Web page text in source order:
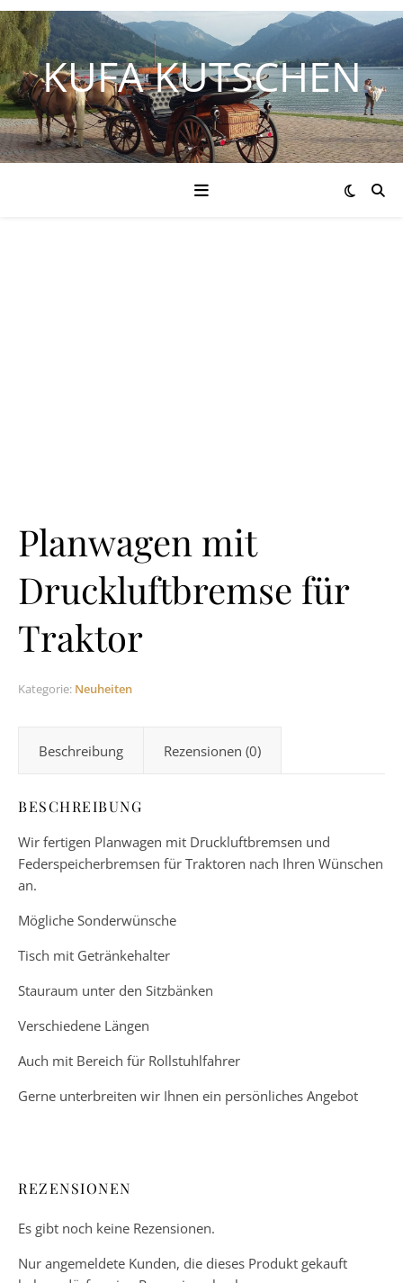
KUFA KUTSCHEN
Planwagen mit
Druckluftbremse für
Traktor
Kategorie: Neuheiten
Beschreibung Rezensionen (0)
BESCHREIBUNG
Wir fertigen Planwagen mit Druckluftbremsen und
Federspeicherbremsen für Traktoren nach Ihren Wünschen
an.
Mögliche Sonderwünsche
Tisch mit Getränkehalter
Stauraum unter den Sitzbänken
Verschiedene Längen
Auch mit Bereich für Rollstuhlfahrer
Gerne unterbreiten wir Ihnen ein persönliches Angebot
REZENSIONEN
Es gibt noch keine Rezensionen.
Nur angemeldete Kunden, die dieses Produkt gekauft